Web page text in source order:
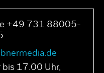
+49 731 88005-
bis 17.00 Uhr,